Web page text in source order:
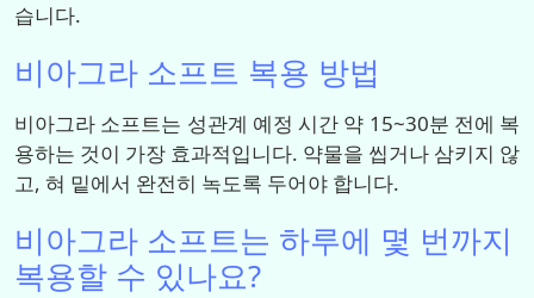
습니다.
비아그라 소프트 복용 방법
비아그라 소프트는 성관계 예정 시간 약 15~30분 전에 복
용하는 것이 가장 효과적입니다. 약물을 씹거나 삼키지 않
고, 혀 밑에서 완전히 녹도록 두어야 합니다.
비아그라 소프트는 하루에 몇 번까지
복용할 수 있나요?